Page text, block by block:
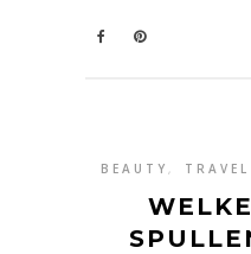
BEAUTY TRAVEL